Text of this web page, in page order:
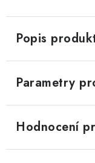
Popis
Parametry
Hodnocení